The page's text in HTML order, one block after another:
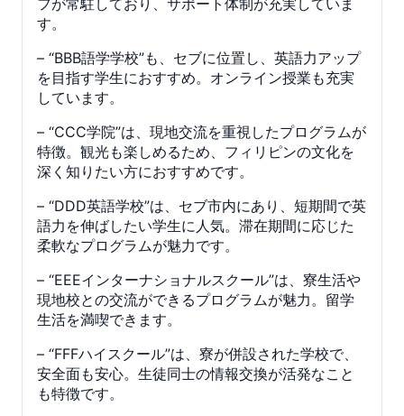
フが常駐しており、サポート体制が充実していま
す。
– “BBB語学学校”も、セブに位置し、英語力アップ
を目指す学生におすすめ。オンライン授業も充実
しています。
– “CCC学院”は、現地交流を重視したプログラムが
特徴。観光も楽しめるため、フィリピンの文化を
深く知りたい方におすすめです。
– “DDD英語学校”は、セブ市内にあり、短期間で英
語力を伸ばしたい学生に人気。滞在期間に応じた
柔軟なプログラムが魅力です。
– “EEEインターナショナルスクール”は、寮生活や
現地校との交流ができるプログラムが魅力。留学
生活を満喫できます。
– “FFFハイスクール”は、寮が併設された学校で、
安全面も安心。生徒同士の情報交換が活発なこと
も特徴です。